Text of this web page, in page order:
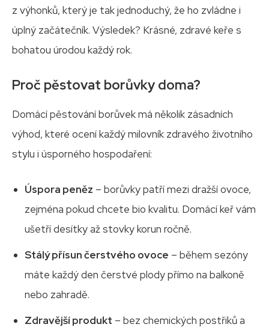
z výhonků, který je tak jednoduchý, že ho zvládne i
úplný začátečník. Výsledek? Krásné, zdravé keře s
bohatou úrodou každý rok.
Proč pěstovat borůvky doma?
Domácí pěstování borůvek má několik zásadních
výhod, které ocení každý milovník zdravého životního
stylu i úsporného hospodaření:
Úspora peněz – borůvky patří mezi dražší ovoce,
zejména pokud chcete bio kvalitu. Domácí keř vám
ušetří desítky až stovky korun ročně.
Stálý přísun čerstvého ovoce – během sezóny
máte každý den čerstvé plody přímo na balkoně
nebo zahradě.
Zdravější produkt – bez chemických postřiků a